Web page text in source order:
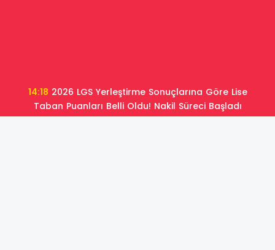
14:18
Taban Puanları Belli Oldu! Nakil Süreci Başladı